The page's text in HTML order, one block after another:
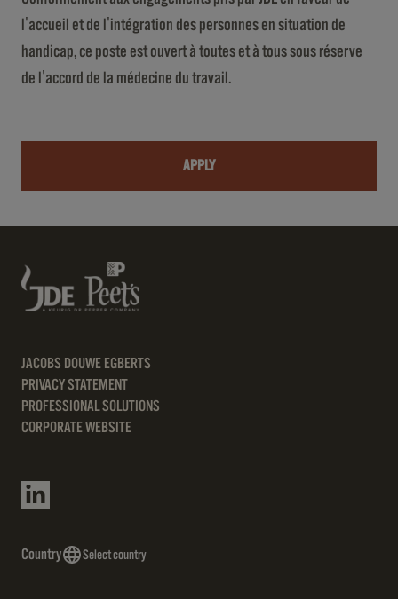
l'accueil et de l'intégration des personnes en situation de
handicap, ce poste est ouvert à toutes et à tous sous réserve
de l'accord de la médecine du travail.
APPLY
JACOBS DOUWE EGBERTS
PRIVACY STATEMENT
PROFESSIONAL SOLUTIONS
CORPORATE WEBSITE
Country Select country